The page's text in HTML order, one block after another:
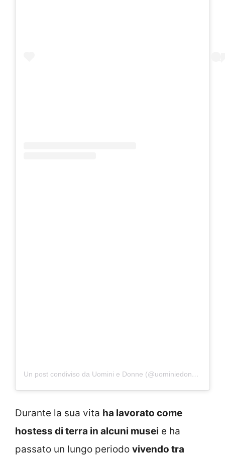
Un post condiviso da Uomini e Donne (@uominiedonne)
Durante la sua vita ha lavorato come
hostess di terra in alcuni musei e ha
passato un lungo periodo vivendo tra